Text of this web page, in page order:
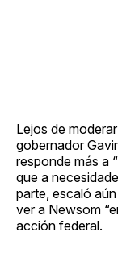
Lejos de
gobernador
responde más a
que a
parte, escaló
ver a Newsom
acción federal.